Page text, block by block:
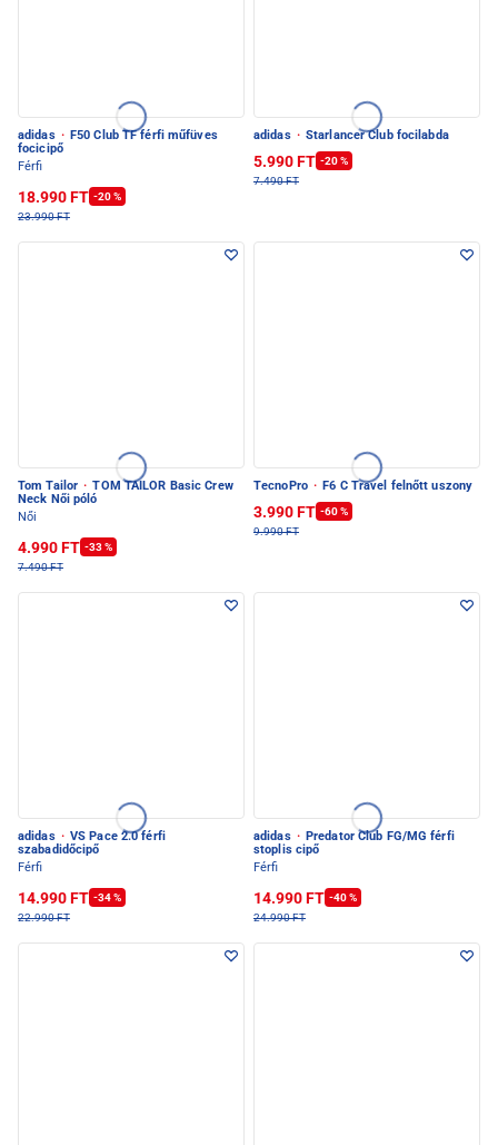
adidas · F50 Club TF férfi műfüves
focicipő
Férfi
18.990 FT -20 %
23.990 FT
adidas · Starlancer Club focilabda
5.990 FT -20 %
7.490 FT
Tom Tailor · TOM TAILOR Basic Crew
Neck Női póló
Női
4.990 FT -33 %
7.490 FT
TecnoPro · F6 C Travel felnőtt uszony
3.990 FT -60 %
9.990 FT
adidas · VS Pace 2.0 férfi
szabadidőcipő
Férfi
14.990 FT -34 %
22.990 FT
adidas · Predator Club FG/MG férfi
stoplis cipő
Férfi
14.990 FT -40 %
24.990 FT